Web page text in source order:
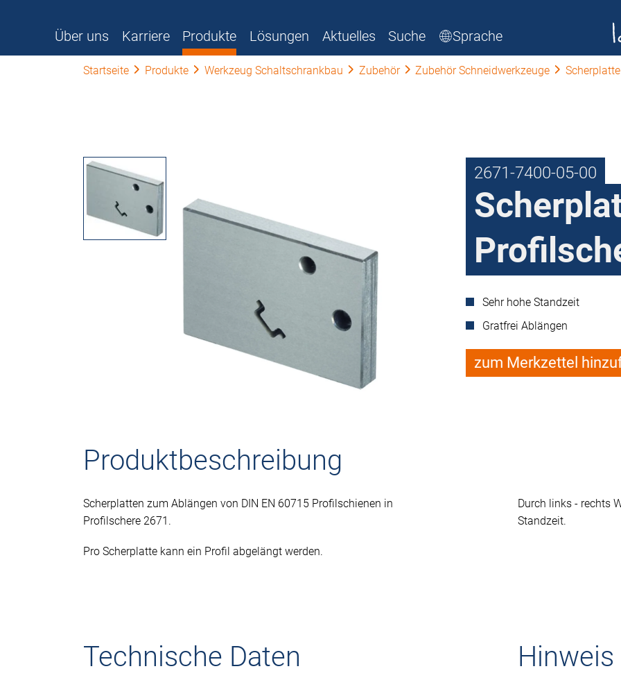
Über uns Karriere Produkte Lösungen Aktuelles Suche Sprache
Startseite Produkte Werkzeug Schaltschrankbau Zubehör Zubehör Schneidwerkzeuge
2671-7400-05-00
Sehr hohe Standzeit
Gratfrei Ablängen
zum Merkzettel
Produktbeschreibung
Scherplatten zum Ablängen von DIN EN 60715 Profilschienen in
Profilschere 2671.
Pro Scherplatte kann ein Profil abgelängt werden.
Durch links - rechts
Standzeit.
Technische Daten Hinweis